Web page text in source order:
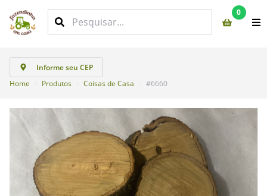
0
Informe seu CEP
Home
Produtos Coisas de Casa #6660